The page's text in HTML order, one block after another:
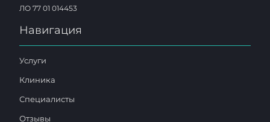
ЛО 77 01 014453
Навигация
Услуги
Клиника
Специалисты
Отзывы